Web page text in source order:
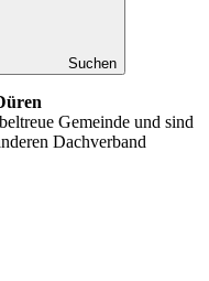
Suchen
Gemeinde und sind
Dachverband